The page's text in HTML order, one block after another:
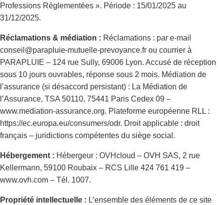
Professions Réglementées ». Période : 15/01/2025 au
31/12/2025.
Réclamations & médiation : Réclamations : par e-mail
conseil@parapluie-mutuelle-prevoyance.fr ou courrier à
PARAPLUIE – 124 rue Sully, 69006 Lyon. Accusé de réception
sous 10 jours ouvrables, réponse sous 2 mois. Médiation de
l’assurance (si désaccord persistant) : La Médiation de
l’Assurance, TSA 50110, 75441 Paris Cedex 09 –
www.mediation-assurance.org. Plateforme européenne RLL :
https://ec.europa.eu/consumers/odr. Droit applicable : droit
français – juridictions compétentes du siège social.
Hébergement : Hébergeur : OVHcloud – OVH SAS, 2 rue
Kellermann, 59100 Roubaix – RCS Lille 424 761 419 –
www.ovh.com – Tél. 1007.
Propriété intellectuelle : L’ensemble des éléments de ce site